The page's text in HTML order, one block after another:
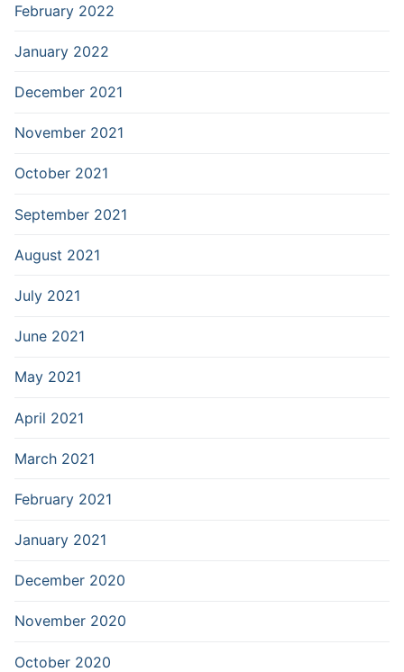
February 2022
January 2022
December 2021
November 2021
October 2021
September 2021
August 2021
July 2021
June 2021
May 2021
April 2021
March 2021
February 2021
January 2021
December 2020
November 2020
October 2020